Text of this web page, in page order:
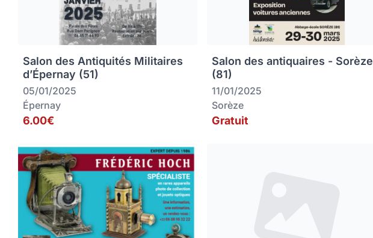
Salon des Antiquités Militaires
d’Épernay (51)
05/01/2025
Épernay
6.00€
Salon des antiquaires - Sorèze
(81)
11/01/2025
Sorèze
Gratuit